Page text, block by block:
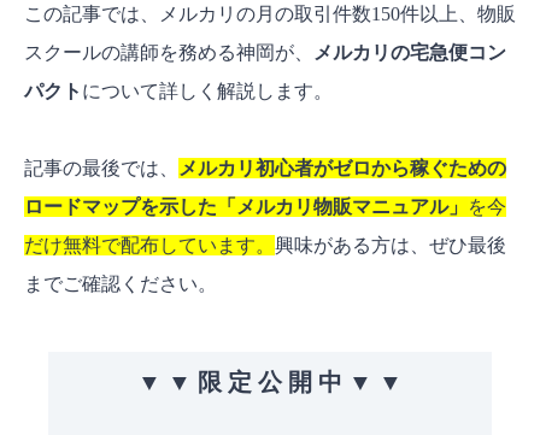
この記事では、メルカリの月の取引件数150件以上、物販
スクールの講師を務める神岡が、 メルカリの宅急便コン
パクト について詳しく解説します。
記事の最後では、 メルカリ初心者がゼロから稼ぐための
ロードマップを示した「メルカリ物販マニュアル」
を今
だけ無料で配布しています。 興味がある方は、ぜひ最後
までご確認ください。
▼ ▼ 限 定 公 開 中 ▼ ▼